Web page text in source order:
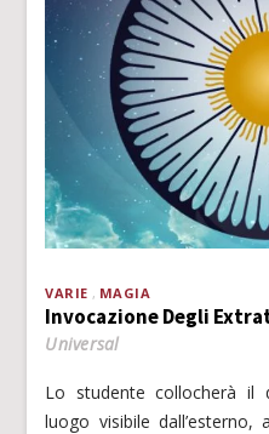
VARIE MAGIA
Invocazione Degli
Universal
Lo studente collocherà il
luogo visibile